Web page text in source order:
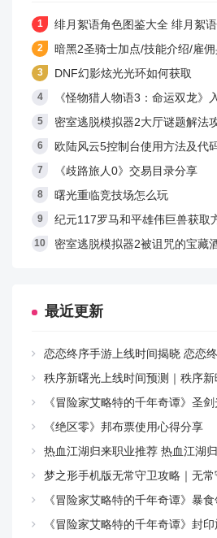
游戏亮点
1、玩家可以在游戏中，通过精妙
及对技能组合的理解，打出华丽
手。
2、多个各具特色的职业可供自由
剑士，有放荡不羁的枪手，有以
3、玩家可以在游戏中自由选择自
4、游戏中还有武器防具强化系统
v34.3.7.2版本
1、新增<美神维纳斯>剧情任务。
2、新增<美神维纳斯>军团玩法。
DNF电脑版 v34.3.7.2 下
绯月絮语角色图鉴大全 绯月絮
暗黑2圣骑士加点/技能介绍/雇
DNF幻影炫光光环如何获取
《怪物猎人物语3：命运双龙》
密室逃脱模拟器2大厅谜题解法
欧陆风云5控制台使用方法及代
《歧路旅人0》交易目录分享
曙光重临竞技场怎么玩
纪元117罗马和平雄伟巨兽获取
密室逃脱模拟器2被诅咒的宝藏
最近更新
恋恋终序手游上线时间揭晓 恋恋
秩序新曙光上线时间预测｜秩序
《冒险家艾略特的千年奇谭》圣
《绝区零》邦布票使用心得分享
热血江湖归来职业推荐 热血江湖归
梦之形手机版无常守卫攻略｜无常守
《冒险家艾略特的千年奇谭》暴
《冒险家艾略特的千年奇谭》封